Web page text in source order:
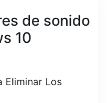
de sonido
10
Eliminar Los